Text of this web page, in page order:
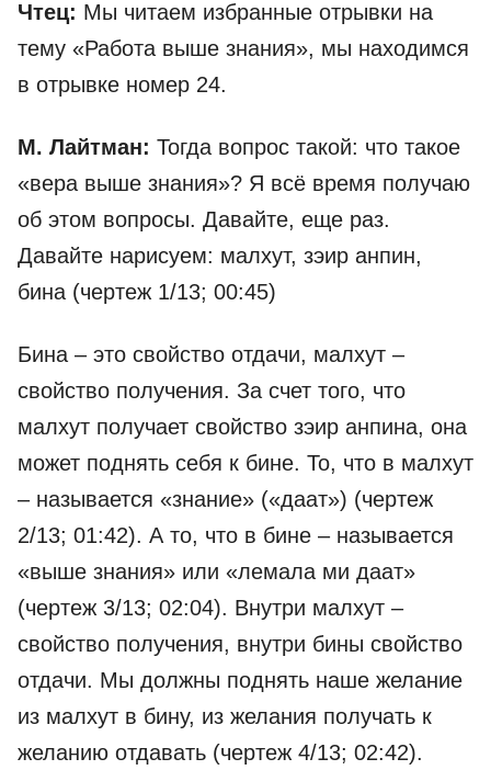
Чтец: Мы читаем избранные отрывки на
тему «Работа выше знания», мы находимся
в отрывке номер 24.
М. Лайтман: Тогда вопрос такой: что такое
«вера выше знания»? Я всё время получаю
об этом вопросы. Давайте, еще раз.
Давайте нарисуем: малхут, зэир анпин,
бина (чертеж 1/13; 00:45)
Бина – это свойство отдачи, малхут –
свойство получения. За счет того, что
малхут получает свойство зэир анпина, она
может поднять себя к бине. То, что в малхут
– называется «знание» («даат») (чертеж
2/13; 01:42). А то, что в бине – называется
«выше знания» или «лемала ми даат»
(чертеж 3/13; 02:04). Внутри малхут –
свойство получения, внутри бины свойство
отдачи. Мы должны поднять наше желание
из малхут в бину, из желания получать к
желанию отдавать (чертеж 4/13; 02:42).